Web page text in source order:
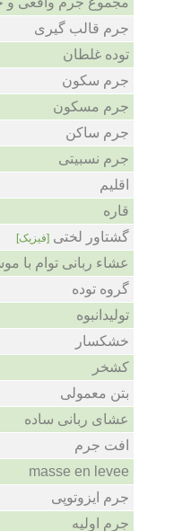
جرم قالب گیری
توده غلطان
جرم سکون
جرم مسکون
جرم ساکن
جرم نسبیتی
اقلیم
قاره
گشتاور لختی [فیزیک]
عشاء ربانی توام با
گروه توده
تولیدانبوه
خشکسار
کشخر
بتن معمولی
عشای ربانی ساده
افت جرم
masse en levee
جرم ایزوتوپی
جرم اولیه